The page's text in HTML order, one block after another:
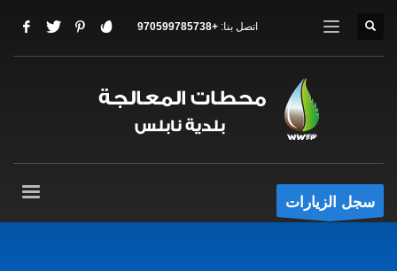
اتصل بنا: +970599785738
سجل الزيارات